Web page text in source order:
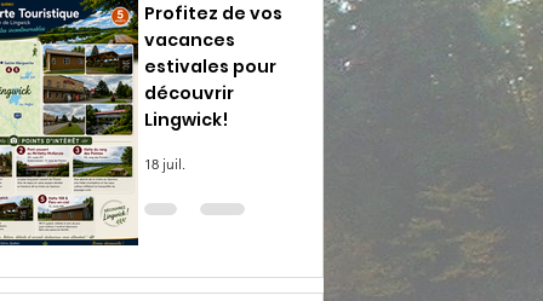
Profitez de vos
vacances
estivales pour
découvrir
Lingwick!
18 juil.